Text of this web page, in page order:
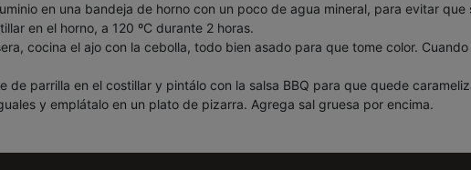
en una bandeja de horno con un poco de agua mineral, para evitar que
en el horno, a 120 ºC durante 2 horas.
cocina el ajo con la cebolla, todo bien asado para que tome color.
de parrilla en el costillar y pintálo con la salsa BBQ para que quede
y emplátalo en un plato de pizarra. Agrega sal gruesa por encima.